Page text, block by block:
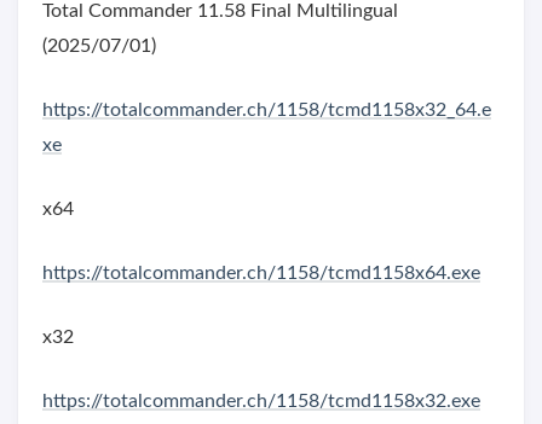
Total Commander 11.58 Final Multilingual
(2025/07/01)
https://totalcommander.ch/1158/tcmd1158x32_64.e
xe
x64
https://totalcommander.ch/1158/tcmd1158x64.exe
x32
https://totalcommander.ch/1158/tcmd1158x32.exe